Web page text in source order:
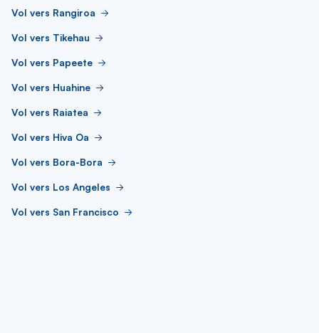
Vol vers Rangiroa
Vol vers Tikehau
Vol vers Papeete
Vol vers Huahine
Vol vers Raiatea
Vol vers Hiva Oa
Vol vers Bora-Bora
Vol vers Los Angeles
Vol vers San Francisco